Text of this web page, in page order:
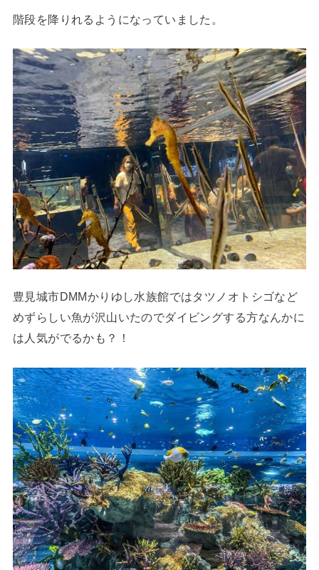
階段を降りれるようになっていました。
豊見城市DMMかりゆし水族館ではタツノオトシゴなど
めずらしい魚が沢山いたのでダイビングする方なんかに
は人気がでるかも？！